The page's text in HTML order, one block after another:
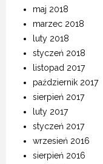
maj 2018
marzec 2018
luty 2018
styczeń 2018
listopad 2017
październik 2017
sierpień 2017
luty 2017
styczeń 2017
wrzesień 2016
sierpień 2016